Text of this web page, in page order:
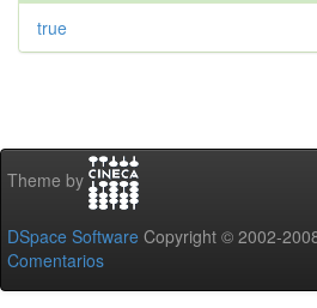
true
Theme by
DSpace Software Copyright © 2002-
Comentarios